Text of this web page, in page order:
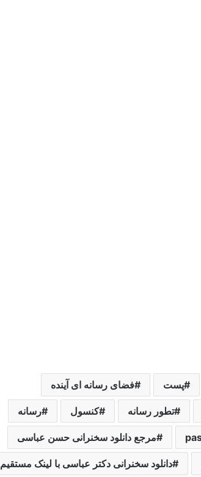
پست فضای رسانه ای آینده
تطور رسانه کنسول رسانه
مرجع دانلود سخنرانی حسن عباسی
دانلود سخنرانی دکتر عباسی با لینک مستقیم